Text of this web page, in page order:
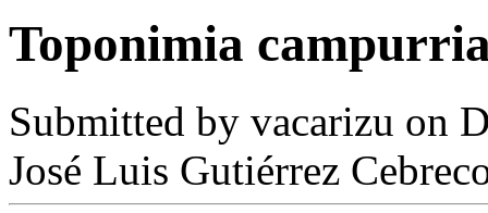
Toponimia
Submitted by vacarizu on
José Luis Gutiérrez